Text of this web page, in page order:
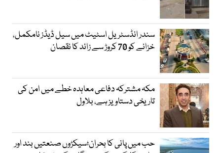
سندر انڈسٹریل اسٹیٹ میں سیل ڈیڈز نامکمل،
خزانے کو 70 کروڑ سے زائد کا نقصان
مکہ مشترکہ دفاعی معاہدہ خطے میں امن کی
تاریخی دستاویز ہے، بلاول
حب میں پانی کا بحران؛سیکڑوں صنعتیں بند اور